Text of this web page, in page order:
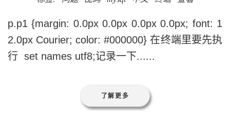
p.p1 {margin: 0.0px 0.0px 0.0px 0.0px; font: 1
2.0px Courier; color: #000000} 在终端里要先执
行 set names utf8;记录一下......
了解更多